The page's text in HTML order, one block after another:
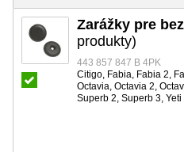
Zarážky pre
produkty)
443 857 847 B 4PK
Citigo, Fabia, Fabia 2,
Octavia, Octavia 2,
Superb 2, Superb 3, Yeti